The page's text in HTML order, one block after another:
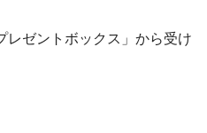
レゼントボックス」から受け